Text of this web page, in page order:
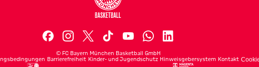
© FC Bayern München Basketball GmbH
Barrierefreiheit Kinder- und Jugendschutz Hinweisgebersystem Kontakt